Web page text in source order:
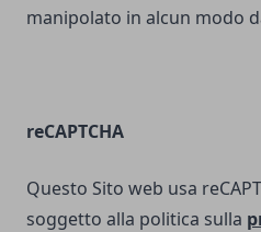
manipolato in alcun modo
reCAPTCHA
Questo Sito web usa
soggetto alla politica sulla